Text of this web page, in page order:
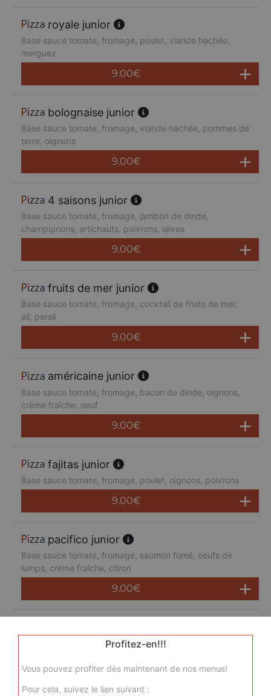
royale junior
Base sauce tomate, fromage, poulet, viande hachée,
merguez
9.00€
bolognaise junior
Base sauce tomate, fromage, viande hachée, pommes de
terre, oignons
9.00€
4 saisons junior
Base sauce tomate, fromage, jambon de dinde,
champignons, artichauts, poivrons, olives
9.00€
fruits de mer junior
Base sauce tomate, fromage, cocktail de fruits de mer,
ail, persil
9.00€
américaine junior
Base sauce tomate, fromage, bacon de dinde, oignons,
crème fraîche, oeuf
9.00€
fajitas junior
Base sauce tomate, fromage, poulet, oignons, poivrons
9.00€
pacifico junior
Base sauce tomate, fromage, saumon fumé, oeufs de
lumps, crème fraîche, citron
9.00€
Base sauce tomate, fromage, chorizo, jambon de dinde,
Profitez-en!!!
Vous pouvez profiter dès maintenant de nos menus!
Pour cela, suivez le lien suivant :